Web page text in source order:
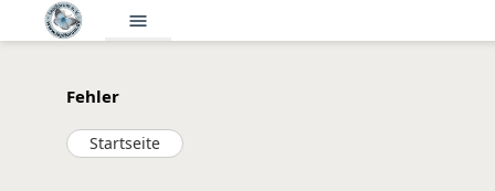
menu
Fehler
Startseite